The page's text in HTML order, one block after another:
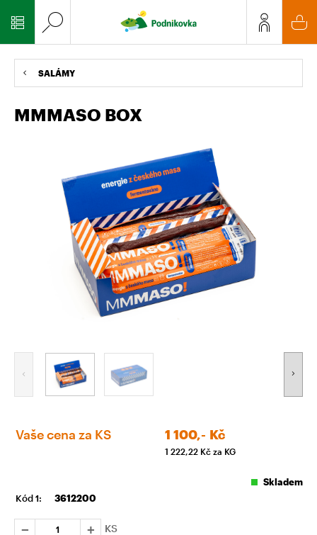
SALÁMY
MMMASO BOX
Vaše cena za KS 1 100,- Kč
1 222,22 Kč za KG
Skladem
Kód 1:
3612200
KS